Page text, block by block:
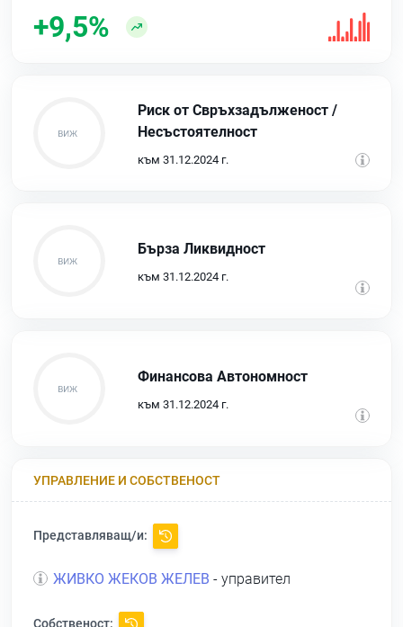
+9,5%
Риск от Свръхзадълженост /
Несъстоятелност
към 31.12.2024 г.
Бърза Ликвидност
към 31.12.2024 г.
Финансова Автономност
към 31.12.2024 г.
УПРАВЛЕНИЕ И СОБСТВЕНОСТ
Представляващ/и:
ЖИВКО ЖЕКОВ ЖЕЛЕВ - управител
Собственост: